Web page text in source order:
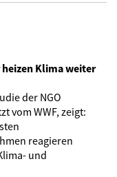
heizen Klima weiter
der NGO
vom WWF, zeigt:
reagieren
und